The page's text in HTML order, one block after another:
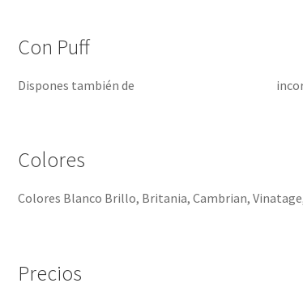
Con Puff
Dispones también de
Colores
Colores Blanco Brillo, Britania, Cambrian,
Precios